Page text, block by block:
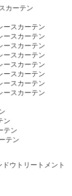
カーテン
ースカーテン
ースカーテン
ースカーテン
ースカーテン
ースカーテン
ースカーテン
ースカーテン
ースカーテン
ン
テン
テン
ドウトリートメント